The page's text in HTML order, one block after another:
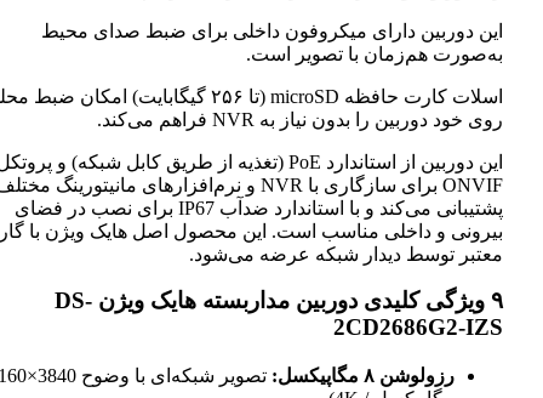
این دوربین دارای میکروفون داخلی برای ضبط صدای محیط
به‌صورت هم‌زمان با تصویر است.
اسلات کارت حافظه microSD (تا ۲۵۶ گیگابایت) امکان ضبط محلی
روی خود دوربین را بدون نیاز به NVR فراهم می‌کند.
این دوربین از استاندارد PoE (تغذیه از طریق کابل شبکه) و پروتکل
ONVIF برای سازگاری با NVR و نرم‌افزارهای مانیتورینگ مختلف
پشتیبانی می‌کند و با استاندارد ضدآب IP67 برای نصب در فضای
بیرونی و داخلی مناسب است. این محصول اصل هایک ویژن با
معتبر توسط دیدار شبکه عرضه می‌شود.
۹ ویژگی کلیدی دوربین مداربسته هایک ویژن DS-
2CD2686G2-IZS
رزولوشن ۸ مگاپیکسل: